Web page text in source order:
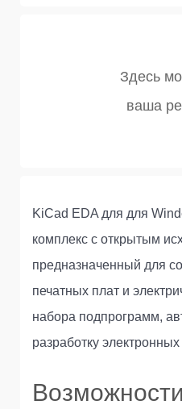
KiCad EDA для для
комплекс с открытым
предназначенный для
печатных плат и
набора подпрограмм,
разработку электронных